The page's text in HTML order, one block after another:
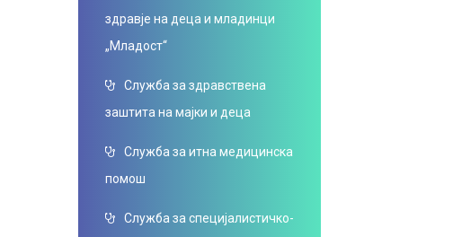
здравје на деца и младинци
„Младост“
Служба за здравствена
заштита на мајки и деца
Служба за итна медицинска
помош
Служба за специјалистичко-